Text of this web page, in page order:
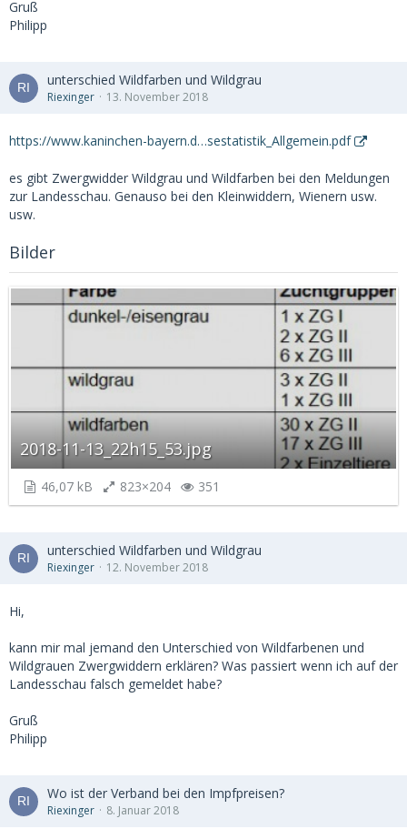
Gruß
Philipp
unterschied Wildfarben und Wildgrau
Riexinger 13. November 2018
https://www.kaninchen-bayern.d…sestatistik_Allgemein.pdf
es gibt Zwergwidder Wildgrau und Wildfarben bei den Meldungen
zur Landesschau. Genauso bei den Kleinwiddern, Wienern usw.
usw.
Bilder
2018-11-13_22h15_53.jpg
46,07 kB 823×204 351
unterschied Wildfarben und Wildgrau
Riexinger 12. November 2018
Hi,
kann mir mal jemand den Unterschied von Wildfarbenen und
Wildgrauen Zwergwiddern erklären? Was passiert wenn ich auf der
Landesschau falsch gemeldet habe?
Gruß
Philipp
Wo ist der Verband bei den Impfpreisen?
Riexinger 8. Januar 2018